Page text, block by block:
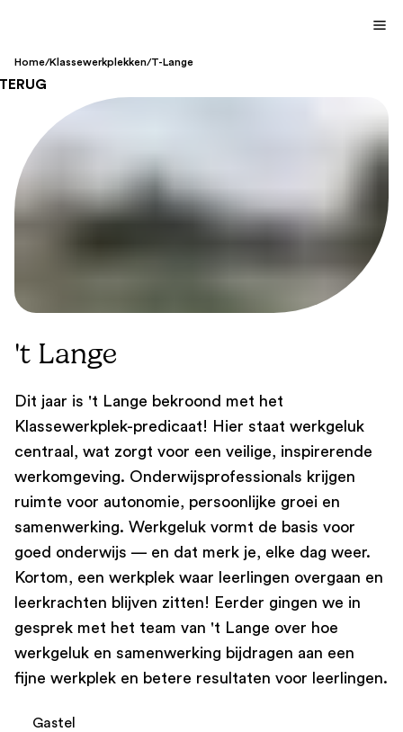
Home/Klassewerkplekken/T-Lange
't Lange
Dit jaar is 't Lange bekroond met het
Klassewerkplek-predicaat! Hier staat werkgeluk
centraal, wat zorgt voor een veilige, inspirerende
werkomgeving. Onderwijsprofessionals krijgen
ruimte voor autonomie, persoonlijke groei en
samenwerking. Werkgeluk vormt de basis voor
goed onderwijs — en dat merk je, elke dag weer.
Kortom, een werkplek waar leerlingen overgaan en
leerkrachten blijven zitten! Eerder gingen we in
gesprek met het team van 't Lange over hoe
werkgeluk en samenwerking bijdragen aan een
fijne werkplek en betere resultaten voor leerlingen.
Gastel